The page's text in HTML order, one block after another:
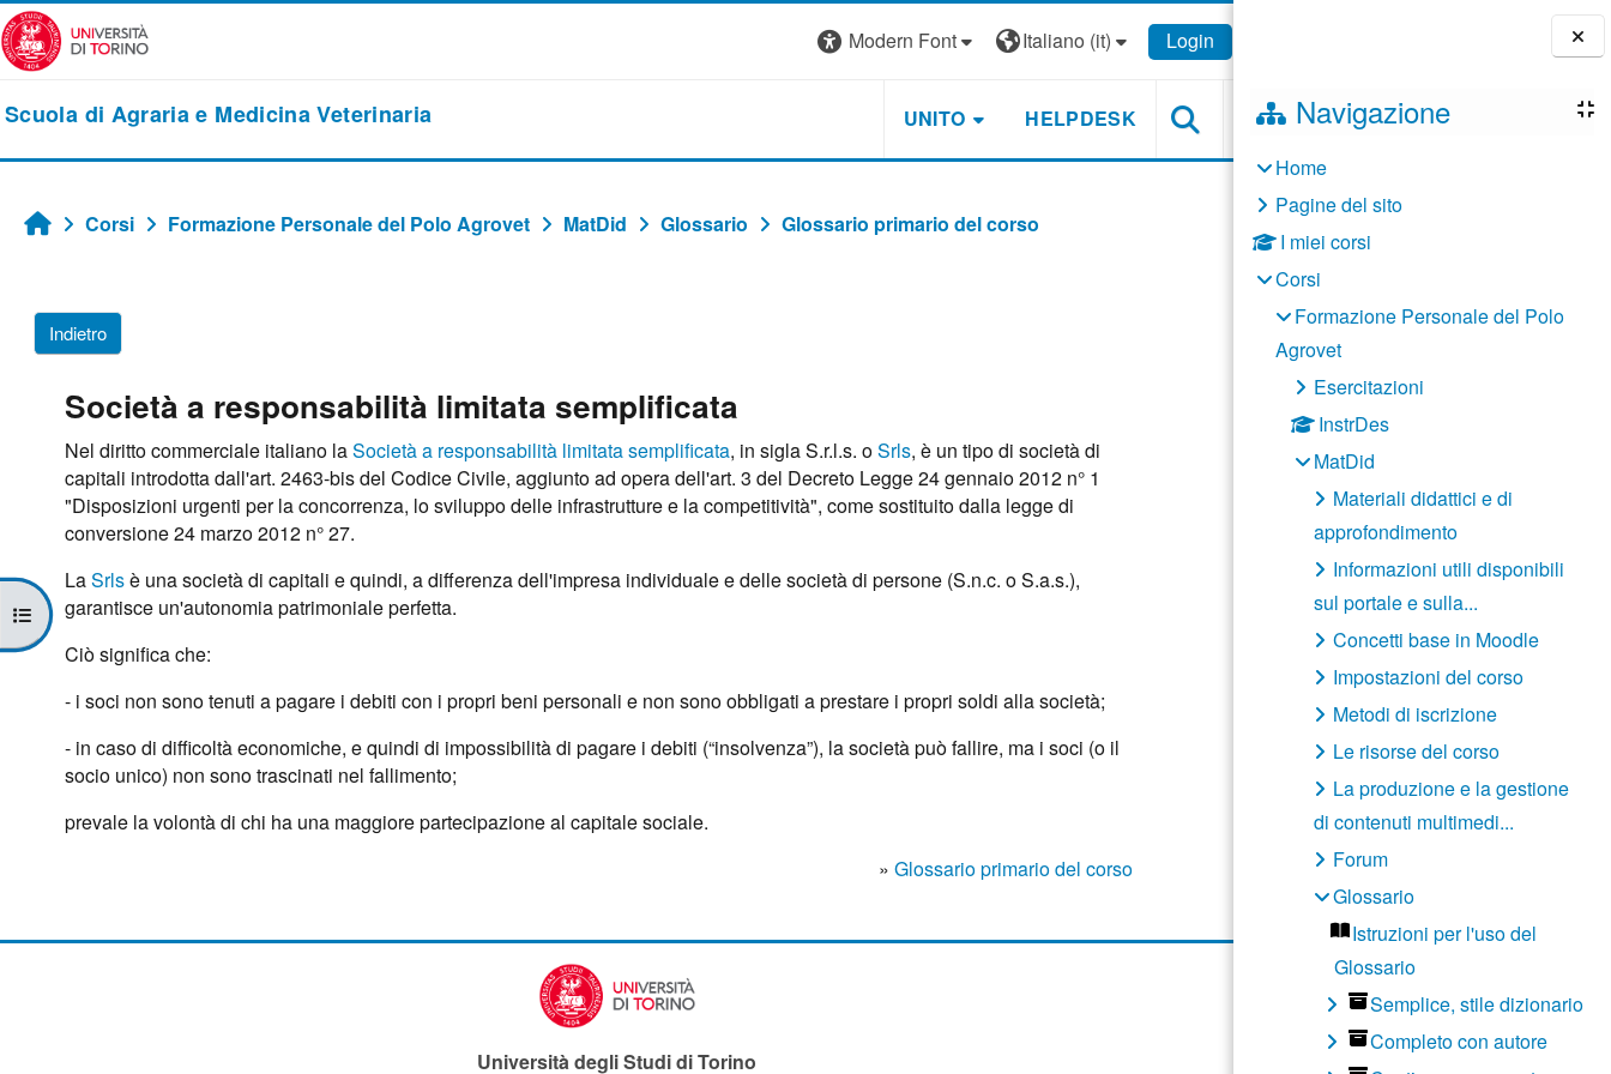
Vai al contenuto principale
Blocchi
Navigazione
Home
Pagine del sito
I miei corsi
Corsi
Formazione Personale del Polo
Agrovet
Esercitazioni
InstrDes
MatDid
Materiali didattici e di
approfondimento
Informazioni utili disponibili
sul portale e sulla...
Concetti base in Moodle
Impostazioni del corso
Metodi di iscrizione
Le risorse del corso
La produzione e la gestione
di contenuti multimedi...
Forum
Glossario
Istruzioni per l'uso del
Glossario
Semplice, stile dizionario
Completo con autore
Modern Font Italiano ‎(it)‎ Login
Scuola di Agraria e Medicina Veterinaria UNITO HELPDESK
Apri indice del corso
Home
Corsi Formazione Personale del Polo Agrovet MatDid Glossario Glossario primario del corso
Indietro
Società a responsabilità limitata semplificata
Nel diritto commerciale italiano laSocietà a responsabilità limitata semplificata, in sigla S.r.l.s. oSrls, è un tipo di società di
capitali introdotta dall'art. 2463-bis del Codice Civile, aggiunto ad opera dell'art. 3 del Decreto Legge 24 gennaio 2012 n° 1
"Disposizioni urgenti per la concorrenza, lo sviluppo delle infrastrutture e la competitività", come sostituito dalla legge di
conversione 24 marzo 2012 n° 27.
LaSrlsè una società di capitali e quindi, a differenza dell'impresa individuale e delle società di persone (S.n.c. o S.a.s.),
garantisce un'autonomia patrimoniale perfetta.
Ciò significa che:
- i soci non sono tenuti a pagare i debiti con i propri beni personali e non sono obbligati a prestare i propri soldi alla società;
- in caso di difficoltà economiche, e quindi di impossibilità di pagare i debiti (“insolvenza”), la società può fallire, ma i soci (o il
socio unico) non sono trascinati nel fallimento;
prevale la volontà di chi ha una maggiore partecipazione al capitale sociale.
» Glossario primario del corso
Università degli Studi di Torino